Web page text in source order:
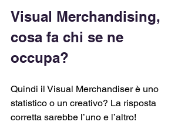
Visual Merchandising,
cosa fa chi se ne
occupa?
Quindi il Visual Merchandiser è uno
statistico o un creativo? La risposta
corretta sarebbe l’uno e l’altro!